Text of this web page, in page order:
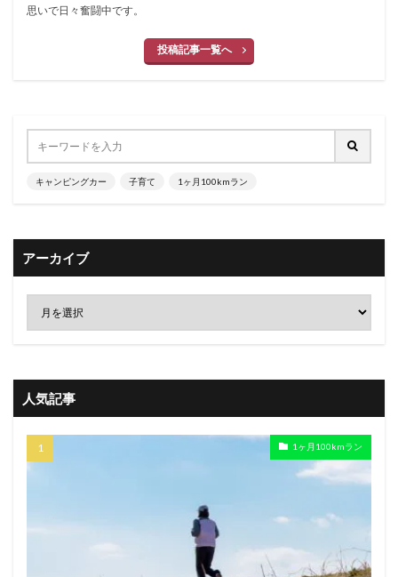
思いで日々奮闘中です。
投稿記事一覧へ
キャンピングカー 子育て 1ヶ月100kmラン
アーカイブ
人気記事
1ヶ月100kmラン